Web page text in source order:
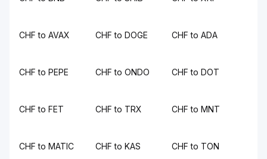
CHF to AVAX CHF to DOGE CHF to ADA
CHF to PEPE CHF to ONDO CHF to DOT
CHF to FET CHF to TRX CHF to MNT
CHF to MATIC CHF to KAS CHF to TON